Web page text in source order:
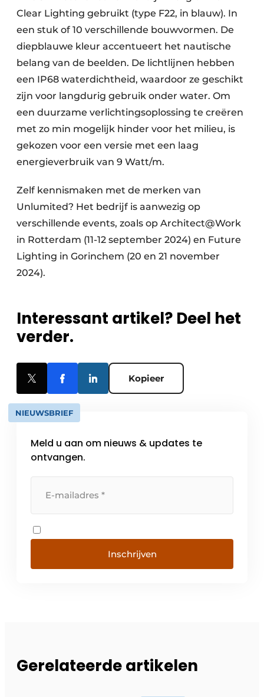
Clear Lighting gebruikt (type F22, in blauw). In
een stuk of 10 verschillende bouwvormen. De
diepblauwe kleur accentueert het nautische
belang van de beelden. De lichtlijnen hebben
een IP68 waterdichtheid, waardoor ze geschikt
zijn voor langdurig gebruik onder water. Om
een duurzame verlichtingsoplossing te creëren
met zo min mogelijk hinder voor het milieu, is
gekozen voor een versie met een laag
energieverbruik van 9 Watt/m.
Zelf kennismaken met de merken van
Unlumited? Het bedrijf is aanwezig op
verschillende events, zoals op Architect@Work
in Rotterdam (11-12 september 2024) en Future
Lighting in Gorinchem (20 en 21 november
2024).
Interessant artikel? Deel het
verder.
Kopieer
NIEUWSBRIEF
Meld u aan om nieuws & updates te
ontvangen.
Inschrijven
Gerelateerde artikelen